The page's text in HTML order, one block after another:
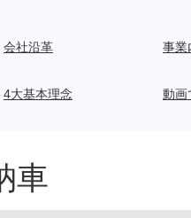
会社沿革 事業
4大基本理念 動画
車